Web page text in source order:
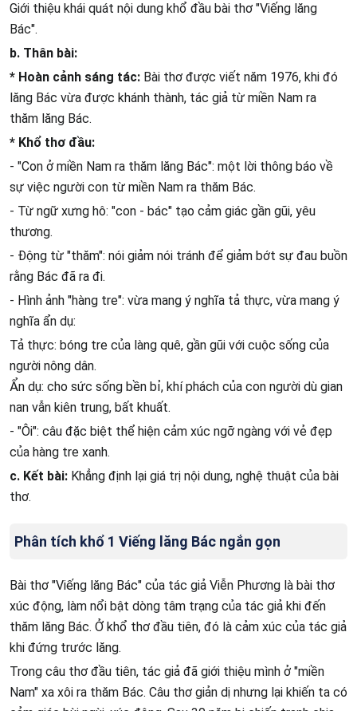
Giới thiệu khái quát nội dung khổ đầu bài thơ "Viếng lăng
Bác".
b. Thân bài:
* Hoàn cảnh sáng tác: Bài thơ được viết năm 1976, khi đó
lăng Bác vừa được khánh thành, tác giả từ miền Nam ra
thăm lăng Bác.
* Khổ thơ đầu:
- "Con ở miền Nam ra thăm lăng Bác": một lời thông báo về
sự việc người con từ miền Nam ra thăm Bác.
- Từ ngữ xưng hô: "con - bác" tạo cảm giác gần gũi, yêu
thương.
- Động từ "thăm": nói giảm nói tránh để giảm bớt sự đau buồn
rằng Bác đã ra đi.
- Hình ảnh "hàng tre": vừa mang ý nghĩa tả thực, vừa mang ý
nghĩa ẩn dụ:
Tả thực: bóng tre của làng quê, gần gũi với cuộc sống của
người nông dân.
Ẩn dụ: cho sức sống bền bỉ, khí phách của con người dù gian
nan vẫn kiên trung, bất khuất.
- "Ôi": câu đặc biệt thể hiện cảm xúc ngỡ ngàng với vẻ đẹp
của hàng tre xanh.
c. Kết bài: Khẳng định lại giá trị nội dung, nghệ thuật của bài
thơ.
Phân tích khổ 1 Viếng lăng Bác ngắn gọn
Bài thơ "Viếng lăng Bác" của tác giả Viễn Phương là bài thơ
xúc động, làm nổi bật dòng tâm trạng của tác giả khi đến
thăm lăng Bác. Ở khổ thơ đầu tiên, đó là cảm xúc của tác giả
khi đứng trước lăng.
Trong câu thơ đầu tiên, tác giả đã giới thiệu mình ở "miền
Nam" xa xôi ra thăm Bác. Câu thơ giản dị nhưng lại khiến ta có